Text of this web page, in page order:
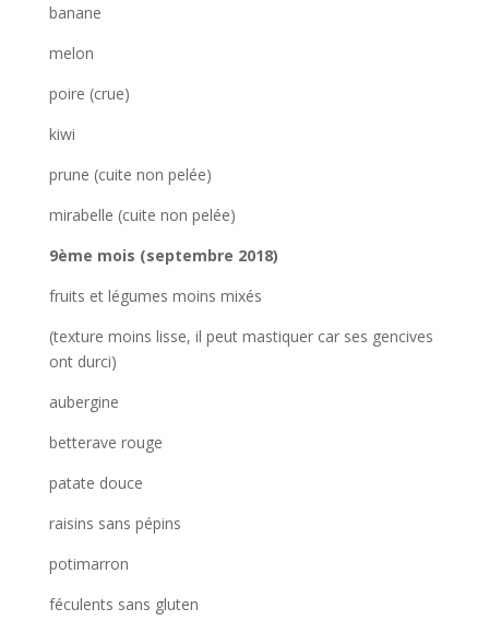
banane
melon
poire (crue)
kiwi
prune (cuite non pelée)
mirabelle (cuite non pelée)
9ème mois (septembre 2018)
fruits et légumes moins mixés
(texture moins lisse, il peut mastiquer car ses gencives
ont durci)
aubergine
betterave rouge
patate douce
raisins sans pépins
potimarron
féculents sans gluten